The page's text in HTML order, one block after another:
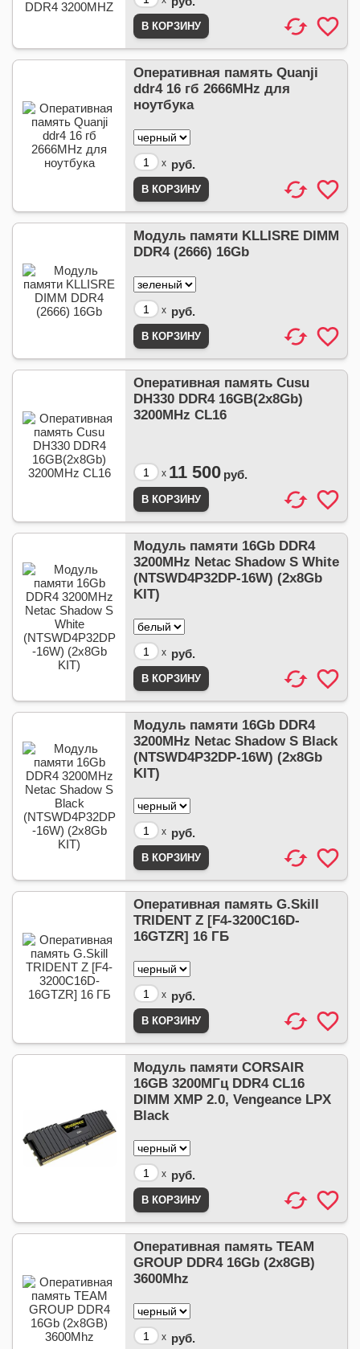
Оперативная память Quanji
ddr4 16 гб 2666MHz для
ноутбука
x руб.
Модуль памяти KLLISRE DIMM
DDR4 (2666) 16Gb
x руб.
Оперативная память Cusu
DH330 DDR4 16GB(2x8Gb)
3200MHz CL16
x 11 500 руб.
Модуль памяти 16Gb DDR4
3200MHz Netac Shadow S White
(NTSWD4P32DP-16W) (2x8Gb
KIT)
x руб.
Модуль памяти 16Gb DDR4
3200MHz Netac Shadow S Black
(NTSWD4P32DP-16W) (2x8Gb
KIT)
x руб.
Оперативная память G.Skill
TRIDENT Z [F4-3200C16D-
16GTZR] 16 ГБ
x руб.
Модуль памяти CORSAIR
16GB 3200МГц DDR4 CL16
DIMM XMP 2.0, Vengeance LPX
Black
x руб.
Оперативная память TEAM
GROUP DDR4 16Gb (2x8GB)
3600Mhz
x руб.